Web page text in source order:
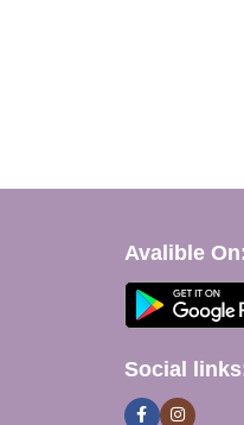
Avalible
Social